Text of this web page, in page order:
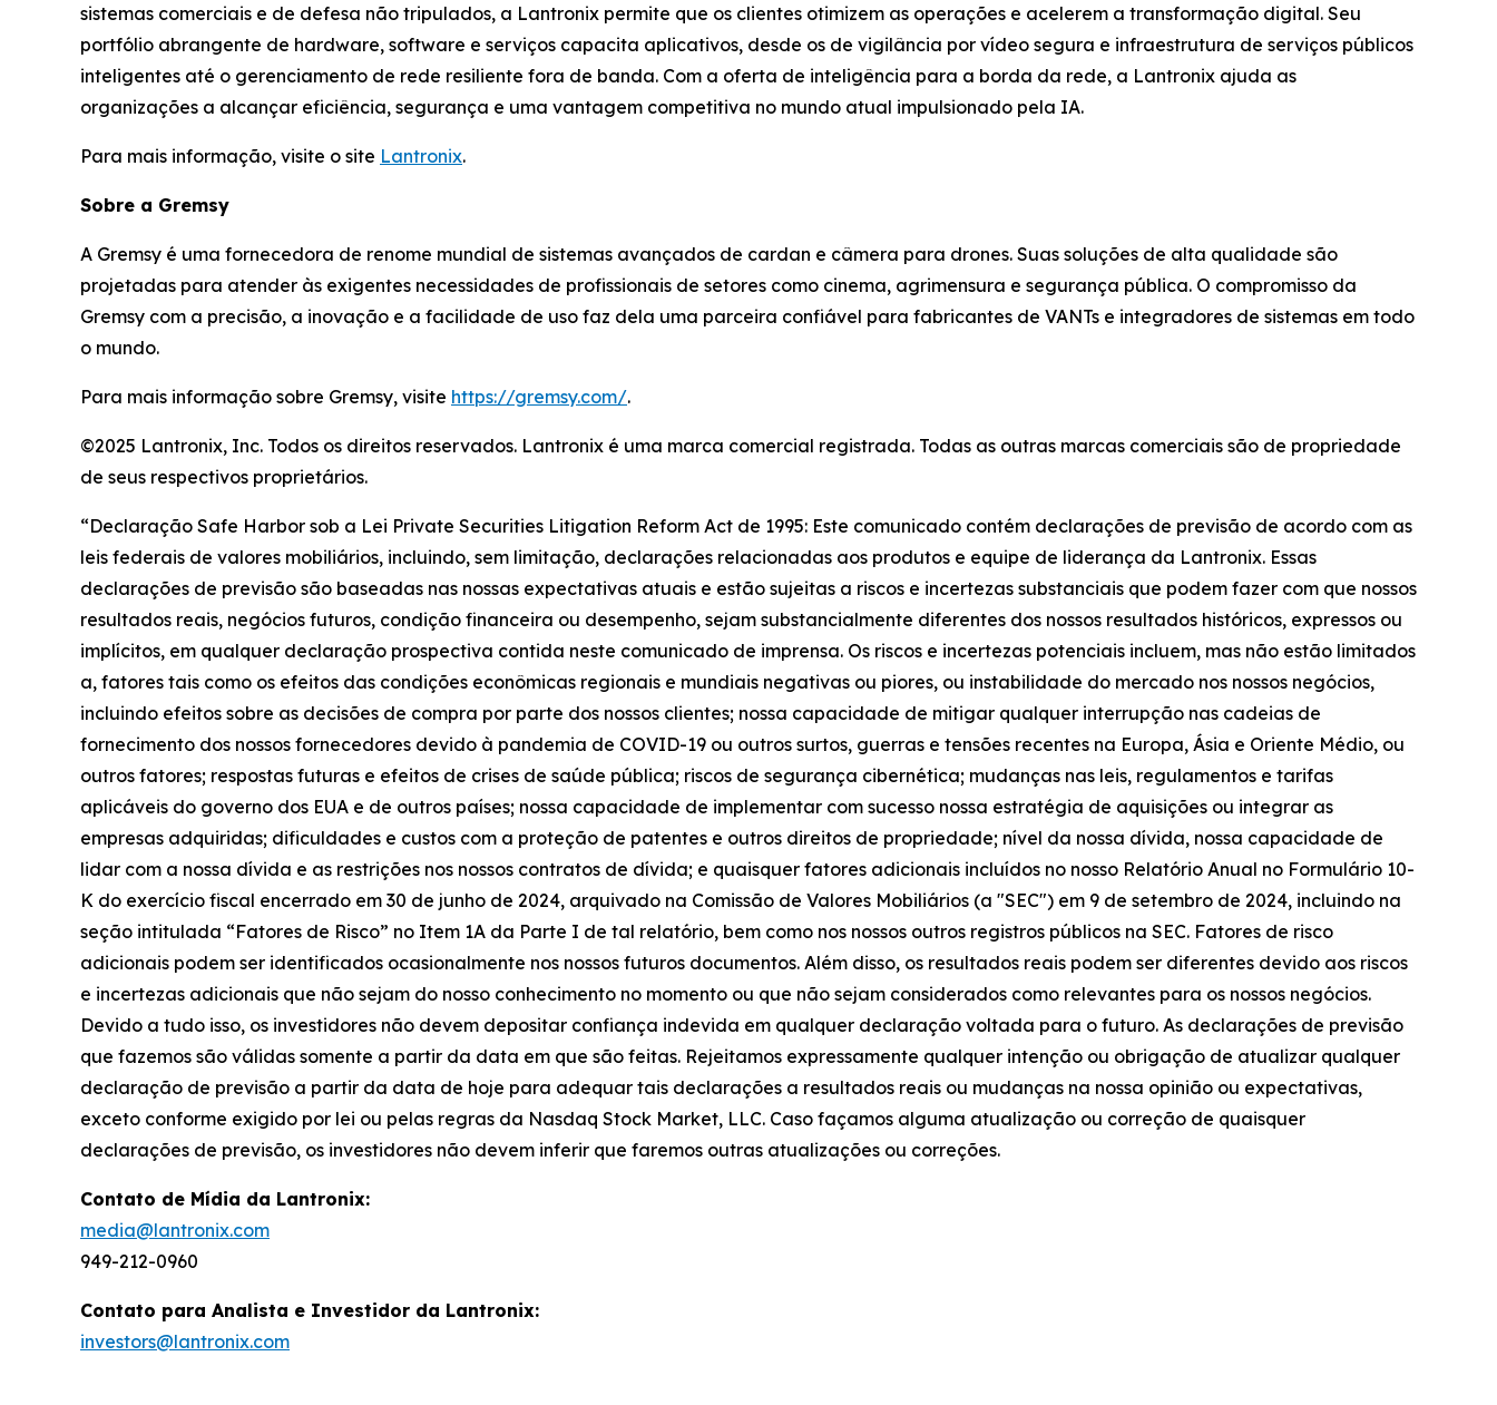
sistemas comerciais e de defesa não tripulados, a Lantronix permite que os clientes otimizem as operações e acelerem a transformação digital. Seu
portfólio abrangente de hardware, software e serviços capacita aplicativos, desde os de vigilância por vídeo segura e infraestrutura de serviços públicos
inteligentes até o gerenciamento de rede resiliente fora de banda. Com a oferta de inteligência para a borda da rede, a Lantronix ajuda as
organizações a alcançar eficiência, segurança e uma vantagem competitiva no mundo atual impulsionado pela IA.
Para mais informação, visite o site Lantronix.
Sobre a Gremsy
A Gremsy é uma fornecedora de renome mundial de sistemas avançados de cardan e câmera para drones. Suas soluções de alta qualidade são
projetadas para atender às exigentes necessidades de profissionais de setores como cinema, agrimensura e segurança pública. O compromisso da
Gremsy com a precisão, a inovação e a facilidade de uso faz dela uma parceira confiável para fabricantes de VANTs e integradores de sistemas em todo
o mundo.
Para mais informação sobre Gremsy, visite https://gremsy.com/.
©2025 Lantronix, Inc. Todos os direitos reservados. Lantronix é uma marca comercial registrada. Todas as outras marcas comerciais são de propriedade
de seus respectivos proprietários.
“Declaração Safe Harbor sob a Lei Private Securities Litigation Reform Act de 1995: Este comunicado contém declarações de previsão de acordo com as
leis federais de valores mobiliários, incluindo, sem limitação, declarações relacionadas aos produtos e equipe de liderança da Lantronix. Essas
declarações de previsão são baseadas nas nossas expectativas atuais e estão sujeitas a riscos e incertezas substanciais que podem fazer com que nossos
resultados reais, negócios futuros, condição financeira ou desempenho, sejam substancialmente diferentes dos nossos resultados históricos, expressos ou
implícitos, em qualquer declaração prospectiva contida neste comunicado de imprensa. Os riscos e incertezas potenciais incluem, mas não estão limitados
a, fatores tais como os efeitos das condições econômicas regionais e mundiais negativas ou piores, ou instabilidade do mercado nos nossos negócios,
incluindo efeitos sobre as decisões de compra por parte dos nossos clientes; nossa capacidade de mitigar qualquer interrupção nas cadeias de
fornecimento dos nossos fornecedores devido à pandemia de COVID-19 ou outros surtos, guerras e tensões recentes na Europa, Ásia e Oriente Médio, ou
outros fatores; respostas futuras e efeitos de crises de saúde pública; riscos de segurança cibernética; mudanças nas leis, regulamentos e tarifas
aplicáveis do governo dos EUA e de outros países; nossa capacidade de implementar com sucesso nossa estratégia de aquisições ou integrar as
empresas adquiridas; dificuldades e custos com a proteção de patentes e outros direitos de propriedade; nível da nossa dívida, nossa capacidade de
lidar com a nossa dívida e as restrições nos nossos contratos de dívida; e quaisquer fatores adicionais incluídos no nosso Relatório Anual no Formulário 10-
K do exercício fiscal encerrado em 30 de junho de 2024, arquivado na Comissão de Valores Mobiliários (a "SEC") em 9 de setembro de 2024, incluindo na
seção intitulada “Fatores de Risco” no Item 1A da Parte I de tal relatório, bem como nos nossos outros registros públicos na SEC. Fatores de risco
adicionais podem ser identificados ocasionalmente nos nossos futuros documentos. Além disso, os resultados reais podem ser diferentes devido aos riscos
e incertezas adicionais que não sejam do nosso conhecimento no momento ou que não sejam considerados como relevantes para os nossos negócios.
Devido a tudo isso, os investidores não devem depositar confiança indevida em qualquer declaração voltada para o futuro. As declarações de previsão
que fazemos são válidas somente a partir da data em que são feitas. Rejeitamos expressamente qualquer intenção ou obrigação de atualizar qualquer
declaração de previsão a partir da data de hoje para adequar tais declarações a resultados reais ou mudanças na nossa opinião ou expectativas,
exceto conforme exigido por lei ou pelas regras da Nasdaq Stock Market, LLC. Caso façamos alguma atualização ou correção de quaisquer
declarações de previsão, os investidores não devem inferir que faremos outras atualizações ou correções.
Contato de Mídia da Lantronix:
media@lantronix.com
949-212-0960
Contato para Analista e Investidor da Lantronix:
investors@lantronix.com